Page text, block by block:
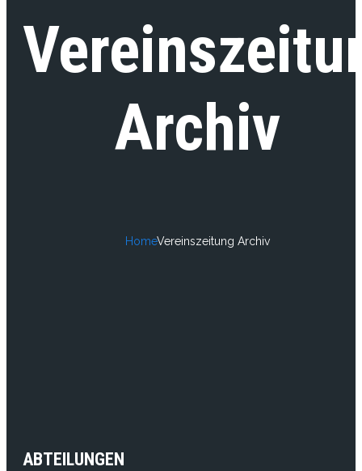
Archiv
HomeVereinszeitung Archiv
ABTEILUNGEN